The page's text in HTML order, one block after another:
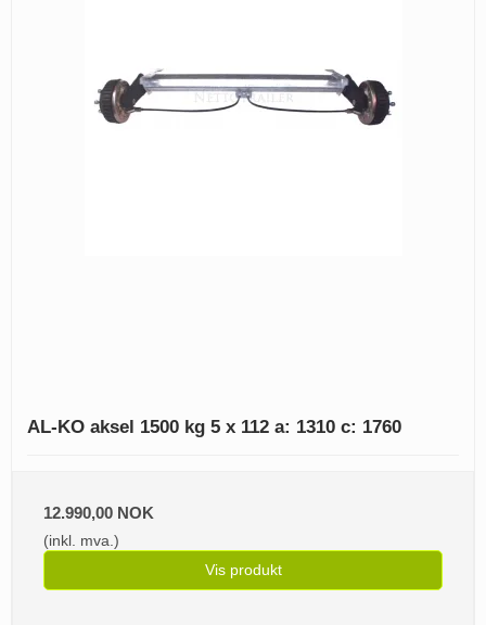
AL-KO aksel 1500 kg 5 x 112 a: 1310 c: 1760
12.990,00 NOK
(inkl. mva.)
Vis produkt